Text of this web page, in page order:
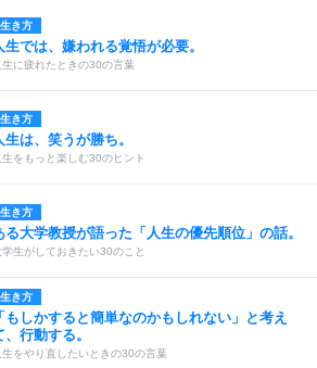
生き方
生では、嫌われる覚悟が必要。
生に疲れたときの30の言葉
生き方
生は、笑うが勝ち。
生をもっと楽しむ30のヒント
生き方
る大学教授が語った「人生の優先順位」の話。
学生がしておきたい30のこと
生き方
「もしかすると簡単なのかもしれない」と考え
、行動する。
生をやり直したいときの30の言葉